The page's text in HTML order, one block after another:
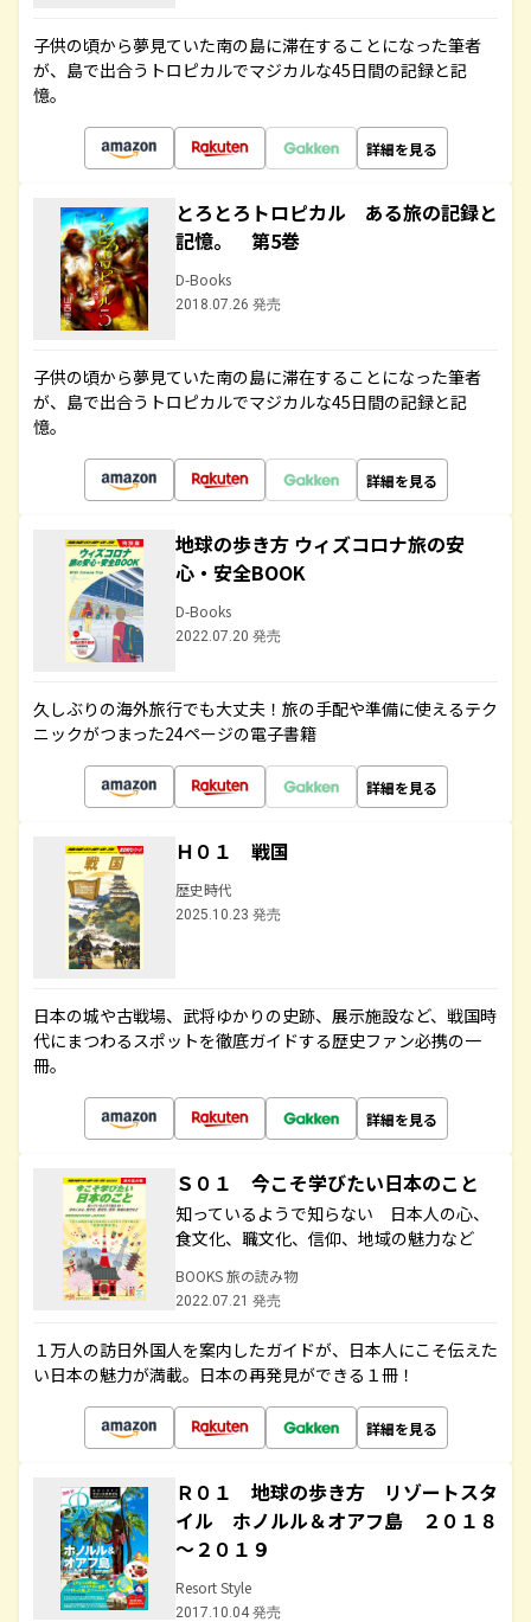
子供の頃から夢見ていた南の島に滞在することになった筆者
が、島で出合うトロピカルでマジカルな45日間の記録と記
憶。
詳細を見る
とろとろトロピカル ある旅の記録と
記憶。 第5巻
D-Books
2018.07.26 発売
子供の頃から夢見ていた南の島に滞在することになった筆者
が、島で出合うトロピカルでマジカルな45日間の記録と記
憶。
詳細を見る
地球の歩き方 ウィズコロナ旅の安
心・安全BOOK
D-Books
2022.07.20 発売
久しぶりの海外旅行でも大丈夫！旅の手配や準備に使えるテク
ニックがつまった24ページの電子書籍
詳細を見る
Ｈ０１ 戦国
歴史時代
2025.10.23 発売
日本の城や古戦場、武将ゆかりの史跡、展示施設など、戦国時
代にまつわるスポットを徹底ガイドする歴史ファン必携の一
冊。
詳細を見る
Ｓ０１ 今こそ学びたい日本のこと
知っているようで知らない 日本人の心、
食文化、職文化、信仰、地域の魅力など
BOOKS 旅の読み物
2022.07.21 発売
１万人の訪日外国人を案内したガイドが、日本人にこそ伝えた
い日本の魅力が満載。日本の再発見ができる１冊！
詳細を見る
Ｒ０１ 地球の歩き方 リゾートスタ
イル ホノルル＆オアフ島 ２０１８
～２０１９
Resort Style
2017.10.04 発売